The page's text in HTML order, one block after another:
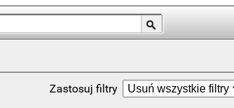
Zastosuj filtry